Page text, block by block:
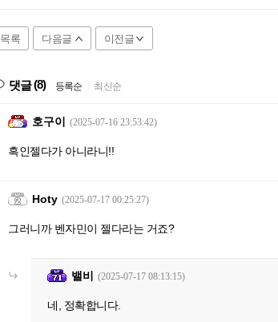
목록 다음글 이전글
댓글(8) 등록순 최신순
호구이 (2025-07-16 23:53:42)
흑인젤다가 아니라니!!
Hoty (2025-07-17 00:25:27)
그러니까 벤자민이 젤다라는 거죠?
밸비 (2025-07-17 08:13:15)
네, 정확합니다.